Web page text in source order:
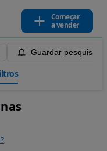
Começar
a vender
Guardar pesquisa